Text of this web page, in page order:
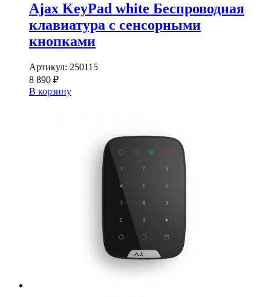
Ajax KeyPad white Беспроводная
клавиатура с сенсорными
кнопками
Артикул: 250115
8 890 ₽
В корзину